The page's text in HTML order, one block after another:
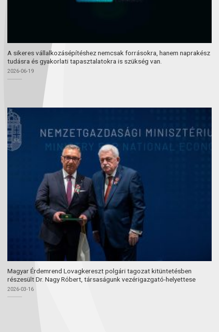
A sikeres vállalkozásépítéshez nemcsak forrásokra, hanem naprakész
tudásra és gyakorlati tapasztalatokra is szükség van.
2026-06-19
Magyar Érdemrend Lovagkereszt polgári tagozat kitüntetésben
részesült Dr. Nagy Róbert, társaságunk vezérigazgató-helyettese
2026-03-16